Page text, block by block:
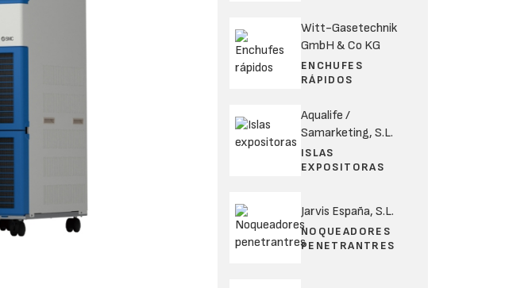
Witt-Gasetechnik
GmbH & Co KG
ENCHUFES
RÁPIDOS
Aqualife /
Samarketing, S.L.
ISLAS
EXPOSITORAS
Jarvis España, S.L.
NOQUEADORES
PENETRANTRES